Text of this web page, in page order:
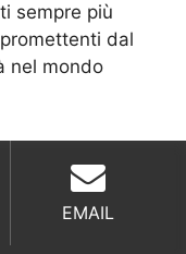
sempre più
dal
nel mondo
EMAIL